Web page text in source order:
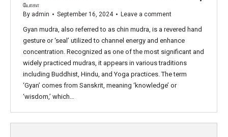
யோகா
By admin September 16, 2024 Leave a comment
Gyan mudra, also referred to as chin mudra, is a revered hand
gesture or ‘seal’ utilized to channel energy and enhance
concentration. Recognized as one of the most significant and
widely practiced mudras, it appears in various traditions
including Buddhist, Hindu, and Yoga practices. The term
‘Gyan’ comes from Sanskrit, meaning ‘knowledge’ or
‘wisdom,’ which…